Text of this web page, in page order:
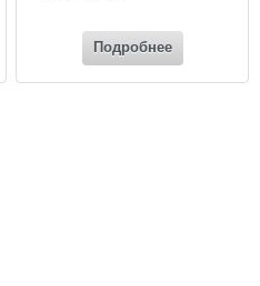
Подробнее